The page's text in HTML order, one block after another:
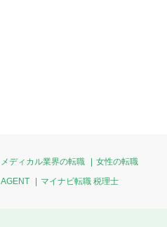
ディカル業界の転職
女性の転職
マイナビ転職 税理士